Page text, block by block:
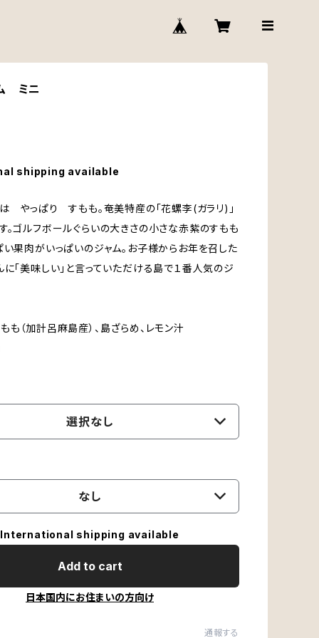
ミニ
shipping available
やっぱり すもも。奄美特産の「花螺李(ガラリ)」
。ゴルフボールぐらいの大きさの小さな赤紫のすもも
い果肉がいっぱいのジャム。お子様からお年を召した
に「美味しい」と言っていただける島で１番人気のジ
も（加計呂麻島産）、島ざらめ、レモン汁
選択なし
なし
International shipping available
Add to cart
日本国内にお住まいの方向け
通報する